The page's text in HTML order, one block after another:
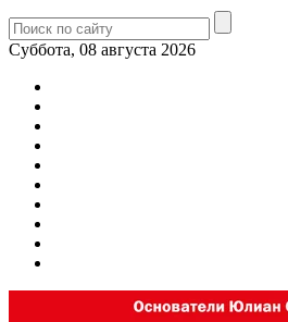
Суббота, 08 августа 2026